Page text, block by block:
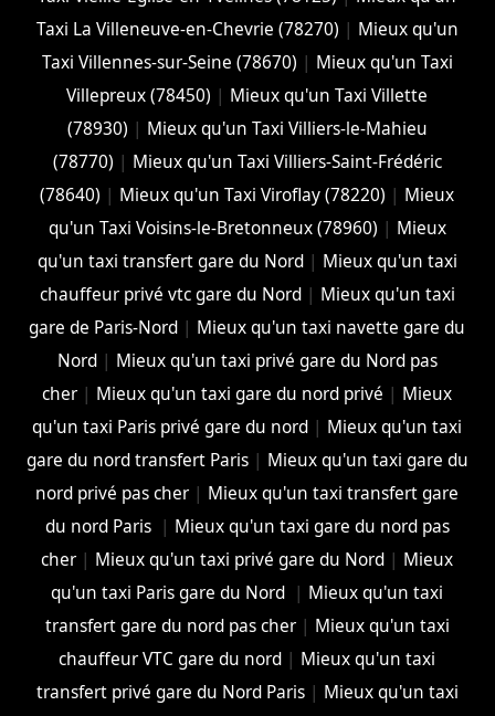
Taxi La Villeneuve-en-Chevrie (78270) | Mieux qu'un
Taxi Villennes-sur-Seine (78670) | Mieux qu'un Taxi
Villepreux (78450) | Mieux qu'un Taxi Villette
(78930) | Mieux qu'un Taxi Villiers-le-Mahieu
(78770) | Mieux qu'un Taxi Villiers-Saint-Frédéric
(78640) | Mieux qu'un Taxi Viroflay (78220) | Mieux
qu'un Taxi Voisins-le-Bretonneux (78960) | Mieux
qu'un taxi transfert gare du Nord| Mieux qu'un taxi
chauffeur privé vtc gare du Nord| Mieux qu'un taxi
gare de Paris-Nord | Mieux qu'un taxi navette gare du
Nord| Mieux qu'un taxi privé gare du Nord pas
cher | Mieux qu'un taxi gare du nord privé | Mieux
qu'un taxi Paris privé gare du nord | Mieux qu'un taxi
gare du nord transfert Paris| Mieux qu'un taxi gare du
nord privé pas cher | Mieux qu'un taxi transfert gare
du nord Paris | Mieux qu'un taxi gare du nord pas
cher | Mieux qu'un taxi privé gare du Nord | Mieux
qu'un taxi Paris gare du Nord | Mieux qu'un taxi
transfert gare du nord pas cher| Mieux qu'un taxi
chauffeur VTC gare du nord | Mieux qu'un taxi
transfert privé gare du Nord Paris| Mieux qu'un taxi